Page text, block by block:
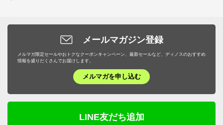
幅も大きなくないのでコンパクトに置けました。
2022/06/10
メールマガジン登録
メルマガ限定セールやおトクなクーポンキャンペーン、最新セールなど、ディノスのおすすめ
情報を盛りだくさんでお届けします。
メルマガを申し込む
LINE友だち追加